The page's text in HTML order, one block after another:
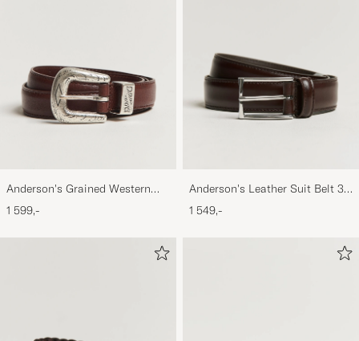
Anderson's Grained Western
Leather Belt 2,5 cm Brown
1 599,-
Anderson's Leather Suit Belt 3
cm Dark Brown
1 549,-